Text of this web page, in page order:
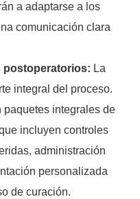
a adaptarse a los
comunicación clara
postoperatorios: La
integral del proceso.
paquetes integrales de
incluyen controles
administración
personalizada
de curación.